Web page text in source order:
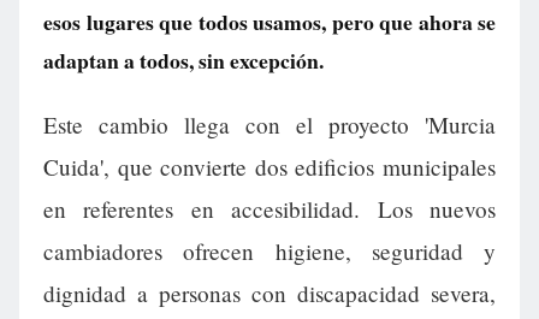
esos lugares que todos usamos, pero que ahora se
adaptan a todos, sin excepción.
Este cambio llega con el proyecto 'Murcia
Cuida', que convierte dos edificios municipales
en referentes en accesibilidad. Los nuevos
cambiadores ofrecen higiene, seguridad y
dignidad a personas con discapacidad severa,